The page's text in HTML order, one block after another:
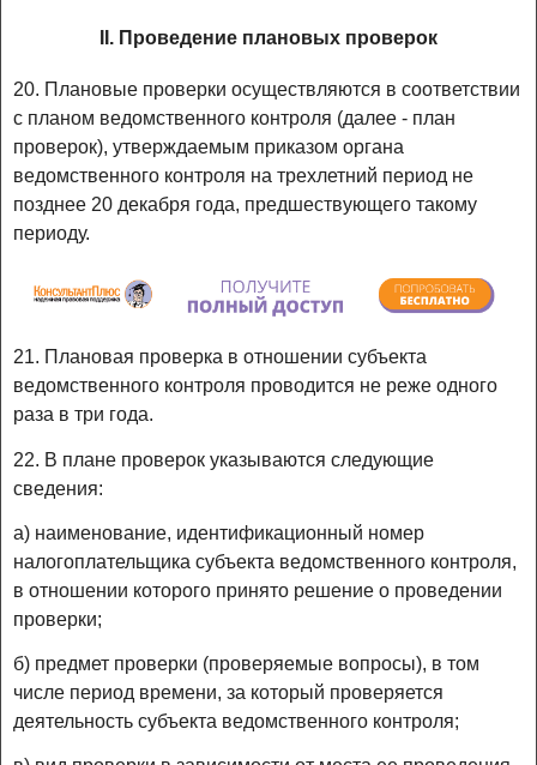
II. Проведение плановых проверок
20. Плановые проверки осуществляются в соответствии
с планом ведомственного контроля (далее - план
проверок), утверждаемым приказом органа
ведомственного контроля на трехлетний период не
позднее 20 декабря года, предшествующего такому
периоду.
21. Плановая проверка в отношении субъекта
ведомственного контроля проводится не реже одного
раза в три года.
22. В плане проверок указываются следующие
сведения:
а) наименование, идентификационный номер
налогоплательщика субъекта ведомственного контроля,
в отношении которого принято решение о проведении
проверки;
б) предмет проверки (проверяемые вопросы), в том
числе период времени, за который проверяется
деятельность субъекта ведомственного контроля;